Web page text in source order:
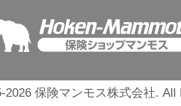
2026 保険マンモス株式会社. All